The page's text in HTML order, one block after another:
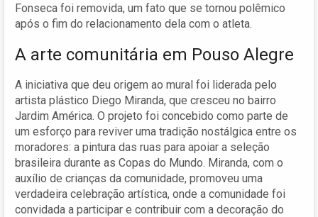
Fonseca foi removida, um fato que se tornou polêmico
após o fim do relacionamento dela com o atleta.
A arte comunitária em Pouso Alegre
A iniciativa que deu origem ao mural foi liderada pelo
artista plástico Diego Miranda, que cresceu no bairro
Jardim América. O projeto foi concebido como parte de
um esforço para reviver uma tradição nostálgica entre os
moradores: a pintura das ruas para apoiar a seleção
brasileira durante as Copas do Mundo. Miranda, com o
auxílio de crianças da comunidade, promoveu uma
verdadeira celebração artística, onde a comunidade foi
convidada a participar e contribuir com a decoração do